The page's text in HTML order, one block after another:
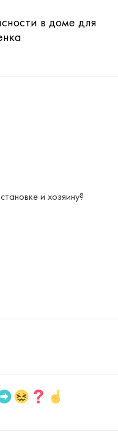
в доме для
и хозяину?